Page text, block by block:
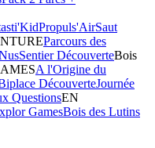
Propuls'AirSaut
Parcours des
Sentier DécouverteBois
A l'Origine du
DécouverteJournée
QuestionsEN
GamesBois des Lutins